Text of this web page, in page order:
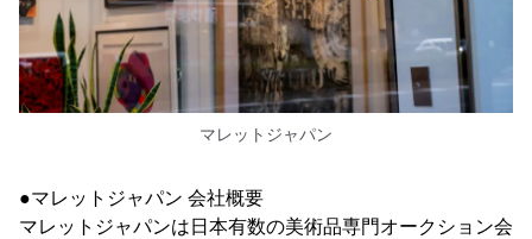
マレットジャパン
●マレットジャパン 会社概要
マレットジャパンは日本有数の美術品専門オークション会